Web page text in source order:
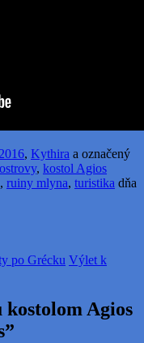
, Kythira a označený
, kostol Agios
, ruiny mlyna, turistika dňa
po Grécku Výlet k
kostolom Agios
”